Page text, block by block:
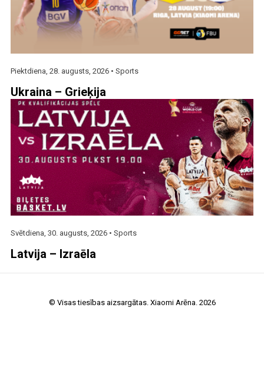
Piektdiena, 28. augusts, 2026 • Sports
Ukraina – Grieķija
Svētdiena, 30. augusts, 2026 • Sports
Latvija – Izraēla
© Visas tiesības aizsargātas. Xiaomi Arēna. 2026